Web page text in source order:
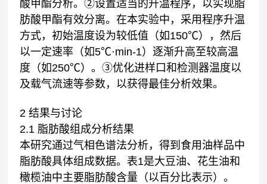
酸甲酯分析。②设置适当的升温程序，以实现脂
肪酸甲酯有效分离。在本实验中，采用程序升温
方式，初始温度设为较低值（如150℃），然后
以一定速率（如5℃·min-1）逐渐升高至较高温
度（如250℃）。③优化进样口和检测器温度以
及载气流速等参数，以获得最佳分析效果。
2 结果与讨论
2.1 脂肪酸组成分析结果
本研究通过气相色谱法分析，得到食用油样品中
脂肪酸具体组成数据。表1是大豆油、花生油和
橄榄油中主要脂肪酸含量（以百分比表示）。